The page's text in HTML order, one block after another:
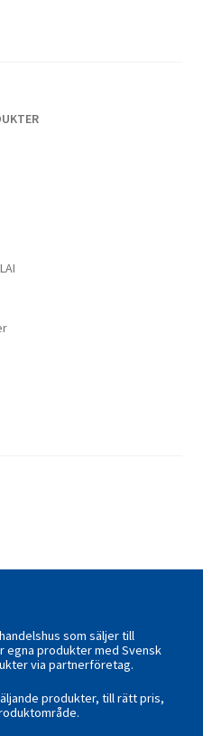
som säljer till
produkter med Svensk
via partnerföretag.
produkter, till rätt pris,